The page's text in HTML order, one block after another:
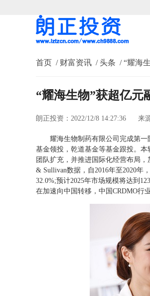
首页 / 财富资讯 / 头条 / “耀海
“耀海生物”获超亿元
朗正投资：2022/12/8 14:27:36 来源
耀海生物制药有限公司完成第
基金领投，乾道基金等基金跟投。
团队扩充，并推进国际化经营布局
& Sullivan数据，自2016年至2020年
32.0%;预计2025年市场规模将达到
在加速向中国转移，中国CRDMO行